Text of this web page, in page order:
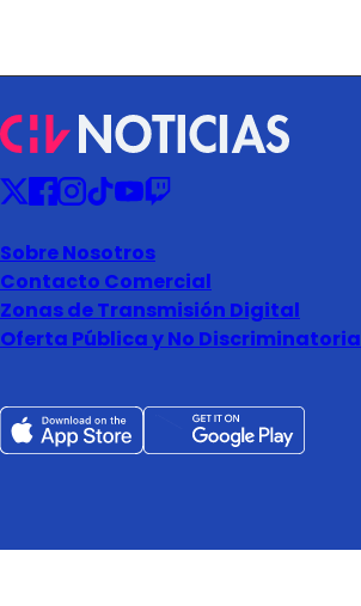
Sobre Nosotros
Contacto Comercial
Zonas de Transmisión Digital
Oferta Pública y No Discriminatoria